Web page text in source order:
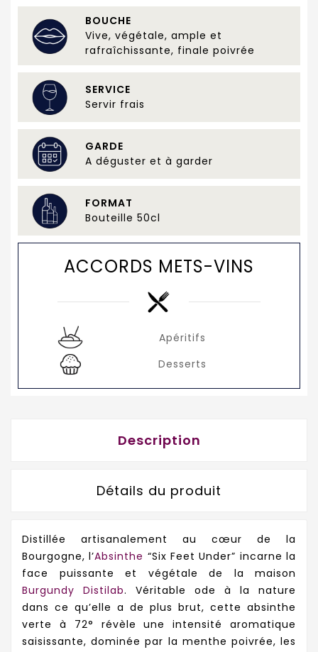
BOUCHE
Vive, végétale, ample et
rafraîchissante, finale poivrée
SERVICE
Servir frais
GARDE
A déguster et à garder
FORMAT
Bouteille 50cl
ACCORDS METS-VINS
Apéritifs
Desserts
Description
Détails du produit
Distillée artisanalement au cœur de la
Bourgogne, l’Absinthe “Six Feet Under” incarne la
face puissante et végétale de la maison
Burgundy Distilab. Véritable ode à la nature
dans ce qu’elle a de plus brut, cette absinthe
verte à 72° révèle une intensité aromatique
saisissante, dominée par la menthe poivrée, les